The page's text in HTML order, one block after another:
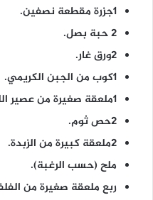
1جزرة مقطعة نصفين.
2 حبة بصل.
2ورق غار.
1كوب من الجبن الكريمي.
1ملعقة صغيرة من عصير الليمون.
2حص ثوم.
2ملعقة كبيرة من الزبدة.
ملح (حسب الرغبة).
ربع ملعقة صغيرة من